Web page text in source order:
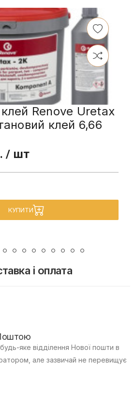
Renove Uretax
клей 6,66
/ шт
КУПИТИ
і оплата
яке відділення Нової пошти в
але зазвичай не перевищує